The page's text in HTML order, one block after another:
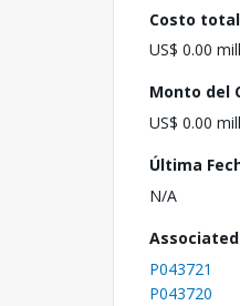
Costo
US$ 0.00
Monto del
US$ 0.00
Última
N/A
P043721
P043720